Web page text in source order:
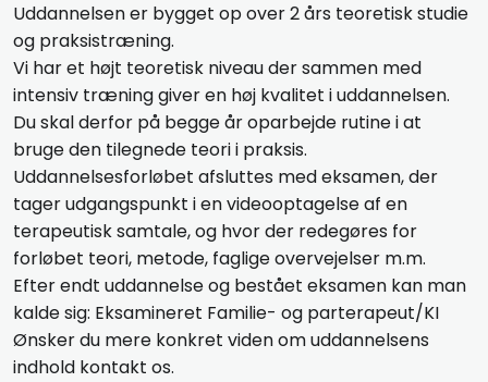
Uddannelsen er bygget op over 2 års teoretisk studie
og praksistræning.
​Vi har et højt teoretisk niveau der sammen med
intensiv træning giver en høj kvalitet i uddannelsen.
Du skal derfor på begge år oparbejde rutine i at
bruge den tilegnede teori i praksis.
Uddannelsesforløbet afsluttes med eksamen, der
tager udgangspunkt i en videooptagelse af en
terapeutisk samtale, og hvor der redegøres for
forløbet teori, metode, faglige overvejelser m.m.
Efter endt uddannelse og bestået eksamen kan man
kalde sig: Eksamineret Familie- og parterapeut/KI
Ønsker du mere konkret viden om uddannelsens
indhold kontakt os.